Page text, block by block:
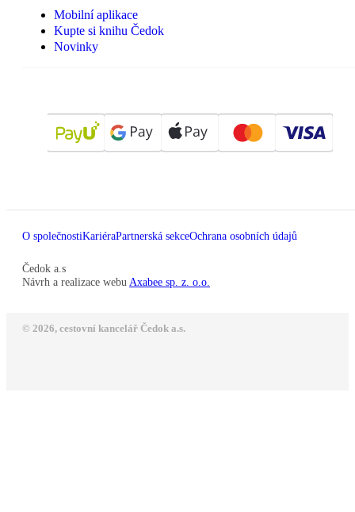
Mobilní aplikace
Kupte si knihu Čedok
Novinky
O společnostiKariéraPartnerská sekceOchrana osobních údajů
Čedok a.s
Návrh a realizace webu Axabee sp. z. o.o.
© 2026, cestovní kancelář Čedok a.s.